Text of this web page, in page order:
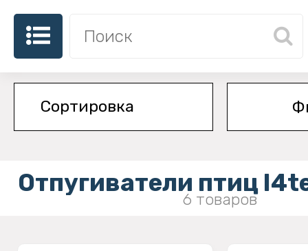
Отпугиватели птиц
6 товаров